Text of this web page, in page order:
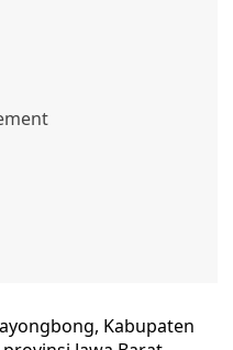
Kabupaten